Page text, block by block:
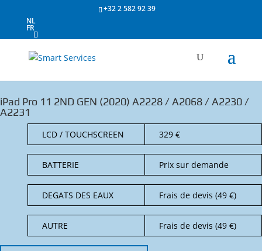
+32 2 582 92 39
NL
FR
iPad Pro 11 2ND GEN (2020) A2228 / A2068 / A2230 /
A2231
LCD / TOUCHSCREEN 329 €
BATTERIE Prix sur demande
DEGATS DES EAUX Frais de devis (49 €)
AUTRE Frais de devis (49 €)